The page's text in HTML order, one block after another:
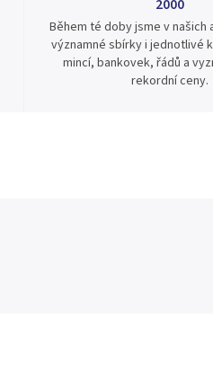
2000
Během té doby jsme v našich
významné sbírky i jednotlivé
mincí, bankovek, řádů a
rekordní ceny.